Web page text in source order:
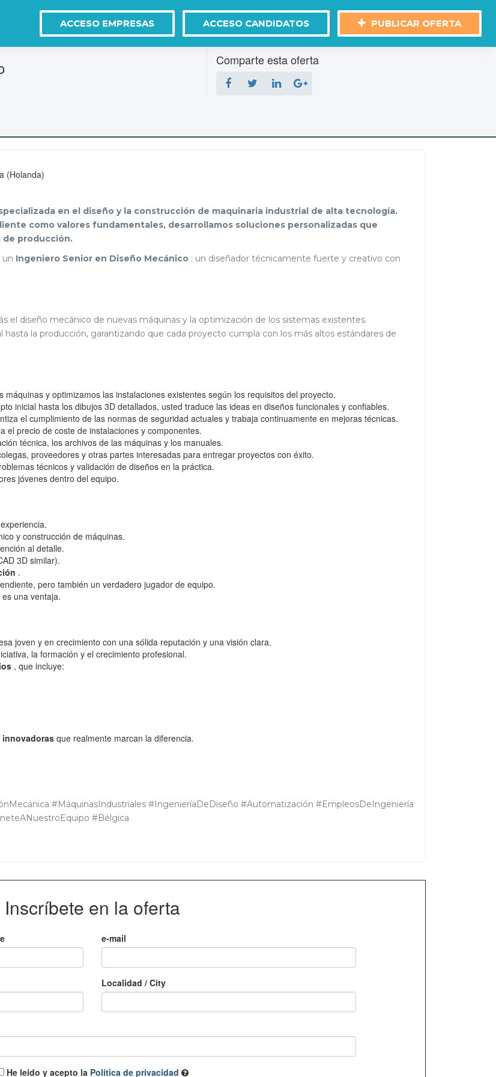
ACCESO EMPRESAS ACCESO CANDIDATOS PUBLICAR OFERTA
Comparte esta oferta
(Holanda)
en el diseño y la construcción de maquinaria industrial de alta tecnología.
como valores fundamentales, desarrollamos soluciones personalizadas que
de producción.
un Ingeniero Senior en Diseño Mecánico : un diseñador técnicamente fuerte y creativo con
el diseño mecánico de nuevas máquinas y la optimización de los sistemas existentes.
hasta la producción, garantizando que cada proyecto cumpla con los más altos estándares de
máquinas y optimizamos las instalaciones existentes según los requisitos del proyecto.
inicial hasta los dibujos 3D detallados, usted traduce las ideas en diseños funcionales y confiables.
el cumplimiento de las normas de seguridad actuales y trabaja continuamente en mejoras técnicas.
el precio de coste de instalaciones y componentes.
técnica, los archivos de las máquinas y los manuales.
proveedores y otras partes interesadas para entregar proyectos con éxito.
técnicos y validación de diseños en la práctica.
jóvenes dentro del equipo.
y construcción de máquinas.
al detalle.
3D similar).
.
pero también un verdadero jugador de equipo.
una ventaja.
joven y en crecimiento con una sólida reputación y una visión clara.
la formación y el crecimiento profesional.
, que incluye:
que realmente marcan la diferencia.
#MáquinasIndustriales #IngenieríaDeDiseño #Automatización #EmpleosDeIngeniería
#Bélgica
Inscríbete en la oferta
e-mail
Localidad / City
He leído y acepto la Política de privacidad